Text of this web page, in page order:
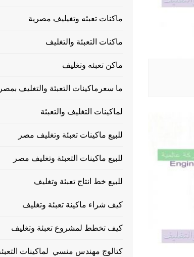
ماكنات تعبئه وتغيليف مصرية
ماكنات التعبئة والتغليف
ماكن تعبئه وتغليف
ما سعرماكينات التعبئة والتغليف بمصر
لماكينات التغليف والتعبئة
للبيع ماكينات تعبئة وتغليف مصر
للبيع ماكينات التعبئة وتغليف مصر
للبيع خط انتاج تعبئة وتغليف
كيف شراء ماكينة تعبئة وتغليف
كيف تخطط لمشروع تعبئة وتغليف
كتالوج مهندس منسي لماكينات